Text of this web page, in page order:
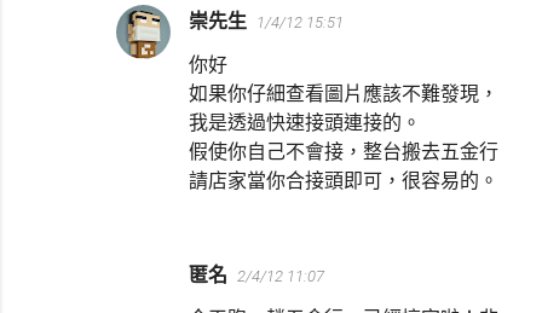
崇先生 1/4/12 15:51
你好
如果你仔細查看圖片應該不難發現，
我是透過快速接頭連接的。
假使你自己不會接，整台搬去五金行
請店家當你合接頭即可，很容易的。
匿名 2/4/12 11:07